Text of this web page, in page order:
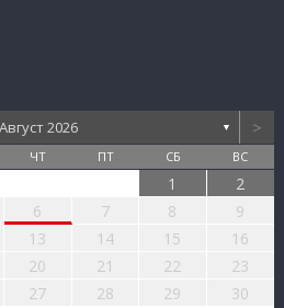
Август 2026 ▼ >
ЧТ ПТ СБ ВС
1
2
6 7 8
9
13 14 15
16
20 21 22
23
27 28 29
30